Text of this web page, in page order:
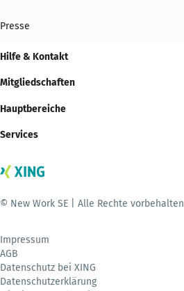
Presse
Hilfe & Kontakt
Mitgliedschaften
Hauptbereiche
Services
© New Work SE | Alle Rechte vorbehalten
Impressum
AGB
Datenschutz bei XING
Datenschutzerklärung